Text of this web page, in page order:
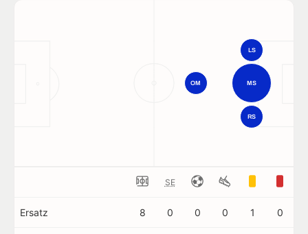
MS
LS
RS
OM
SE
Ersatz 8 0 0 0 1 0